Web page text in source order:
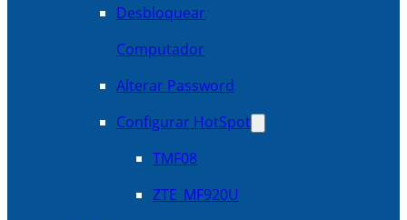
Desbloquear
Computador
Alterar Password
Configurar HotSpot
TMF08
ZTE_MF920U